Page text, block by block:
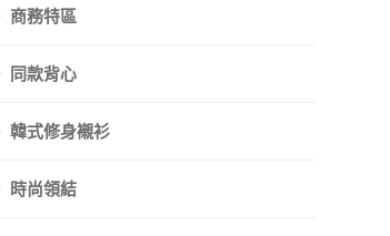
商務特區
同款背心
韓式修身襯衫
時尚領結